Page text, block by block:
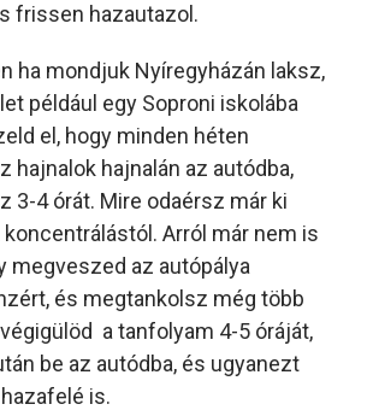
frissen hazautazol.
ha mondjuk Nyíregyházán laksz,
például egy Soproni iskolába
el, hogy minden héten
hajnalok hajnalán az autódba,
3-4 órát. Mire odaérsz már ki
koncentrálástól. Arról már nem is
megveszed az autópálya
és megtankolsz még több
a tanfolyam 4-5 óráját,
be az autódba, és ugyanezt
is.